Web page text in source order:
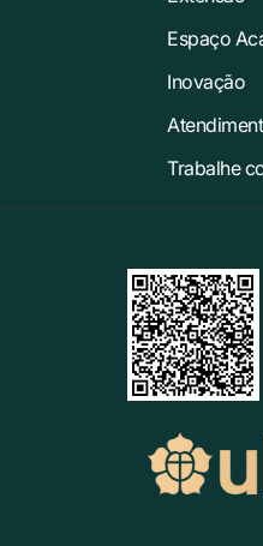
Espaço
Inovação
Trabalhe